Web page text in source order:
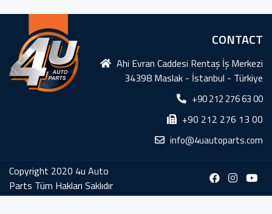
CONTACT
Ahi Evran Caddesi Rentaş İş Merkezi
34398 Maslak - İstanbul - Türkiye
+90 212 276 63 00
+90 212 276 13 00
info@4uautoparts.com
Copyright 2020 4u Auto
Parts Tüm Hakları Saklıdır